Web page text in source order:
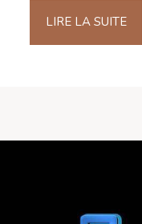
LIRE LA SUITE